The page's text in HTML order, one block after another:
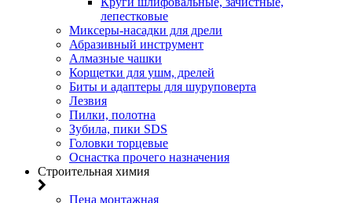
лепестковые
Миксеры-насадки для дрели
Абразивный инструмент
Алмазные чашки
Корщетки для ушм, дрелей
Биты и адаптеры для шуруповерта
Лезвия
Пилки, полотна
Зубила, пики SDS
Головки торцевые
Оснастка прочего назначения
Строительная химия
Пена монтажная